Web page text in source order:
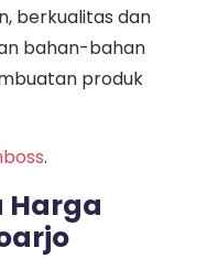
berkualitas dan
bahan-bahan
produk
.
Harga